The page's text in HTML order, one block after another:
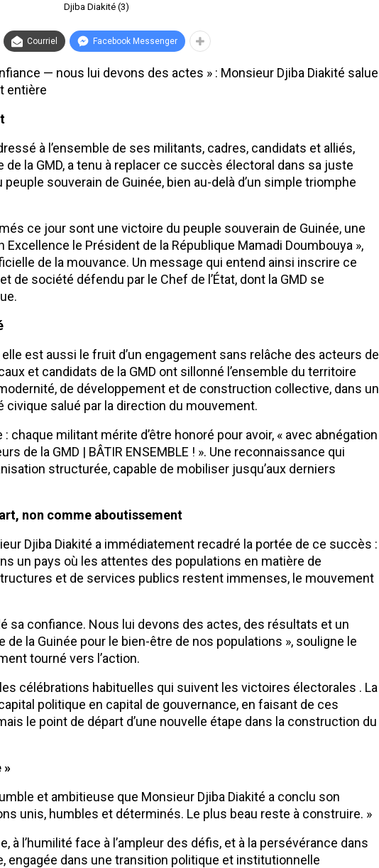
Djiba Diakité (3)
Courriel Facebook Messenger
— nous lui devons des actes » : Monsieur Djiba Diakité salue
entière
à l’ensemble de ses militants, cadres, candidats et alliés,
de la GMD, a tenu à replacer ce succès électoral dans sa juste
souverain de Guinée, bien au-delà d’un simple triomphe
ce jour sont une victoire du peuple souverain de Guinée, une
le Président de la République Mamadi Doumbouya »,
de la mouvance. Un message qui entend ainsi inscrire ce
de société défendu par le Chef de l’État, dont la GMD se
est aussi le fruit d’un engagement sans relâche des acteurs de
et candidats de la GMD ont sillonné l’ensemble du territoire
de développement et de construction collective, dans un
salué par la direction du mouvement.
: chaque militant mérite d’être honoré pour avoir, « avec abnégation
de la GMD | BÂTIR ENSEMBLE ! ». Une reconnaissance qui
structurée, capable de mobiliser jusqu’aux derniers
non comme aboutissement
Djiba Diakité a immédiatement recadré la portée de ce succès :
un pays où les attentes des populations en matière de
et de services publics restent immenses, le mouvement
sa confiance. Nous lui devons des actes, des résultats et un
la Guinée pour le bien-être de nos populations », souligne le
tourné vers l’action.
célébrations habituelles qui suivent les victoires électorales . La
politique en capital de gouvernance, en faisant de ces
le point de départ d’une nouvelle étape dans la construction du
»
et ambitieuse que Monsieur Djiba Diakité a conclu son
unis, humbles et déterminés. Le plus beau reste à construire. »
à l’humilité face à l’ampleur des défis, et à la persévérance dans
engagée dans une transition politique et institutionnelle